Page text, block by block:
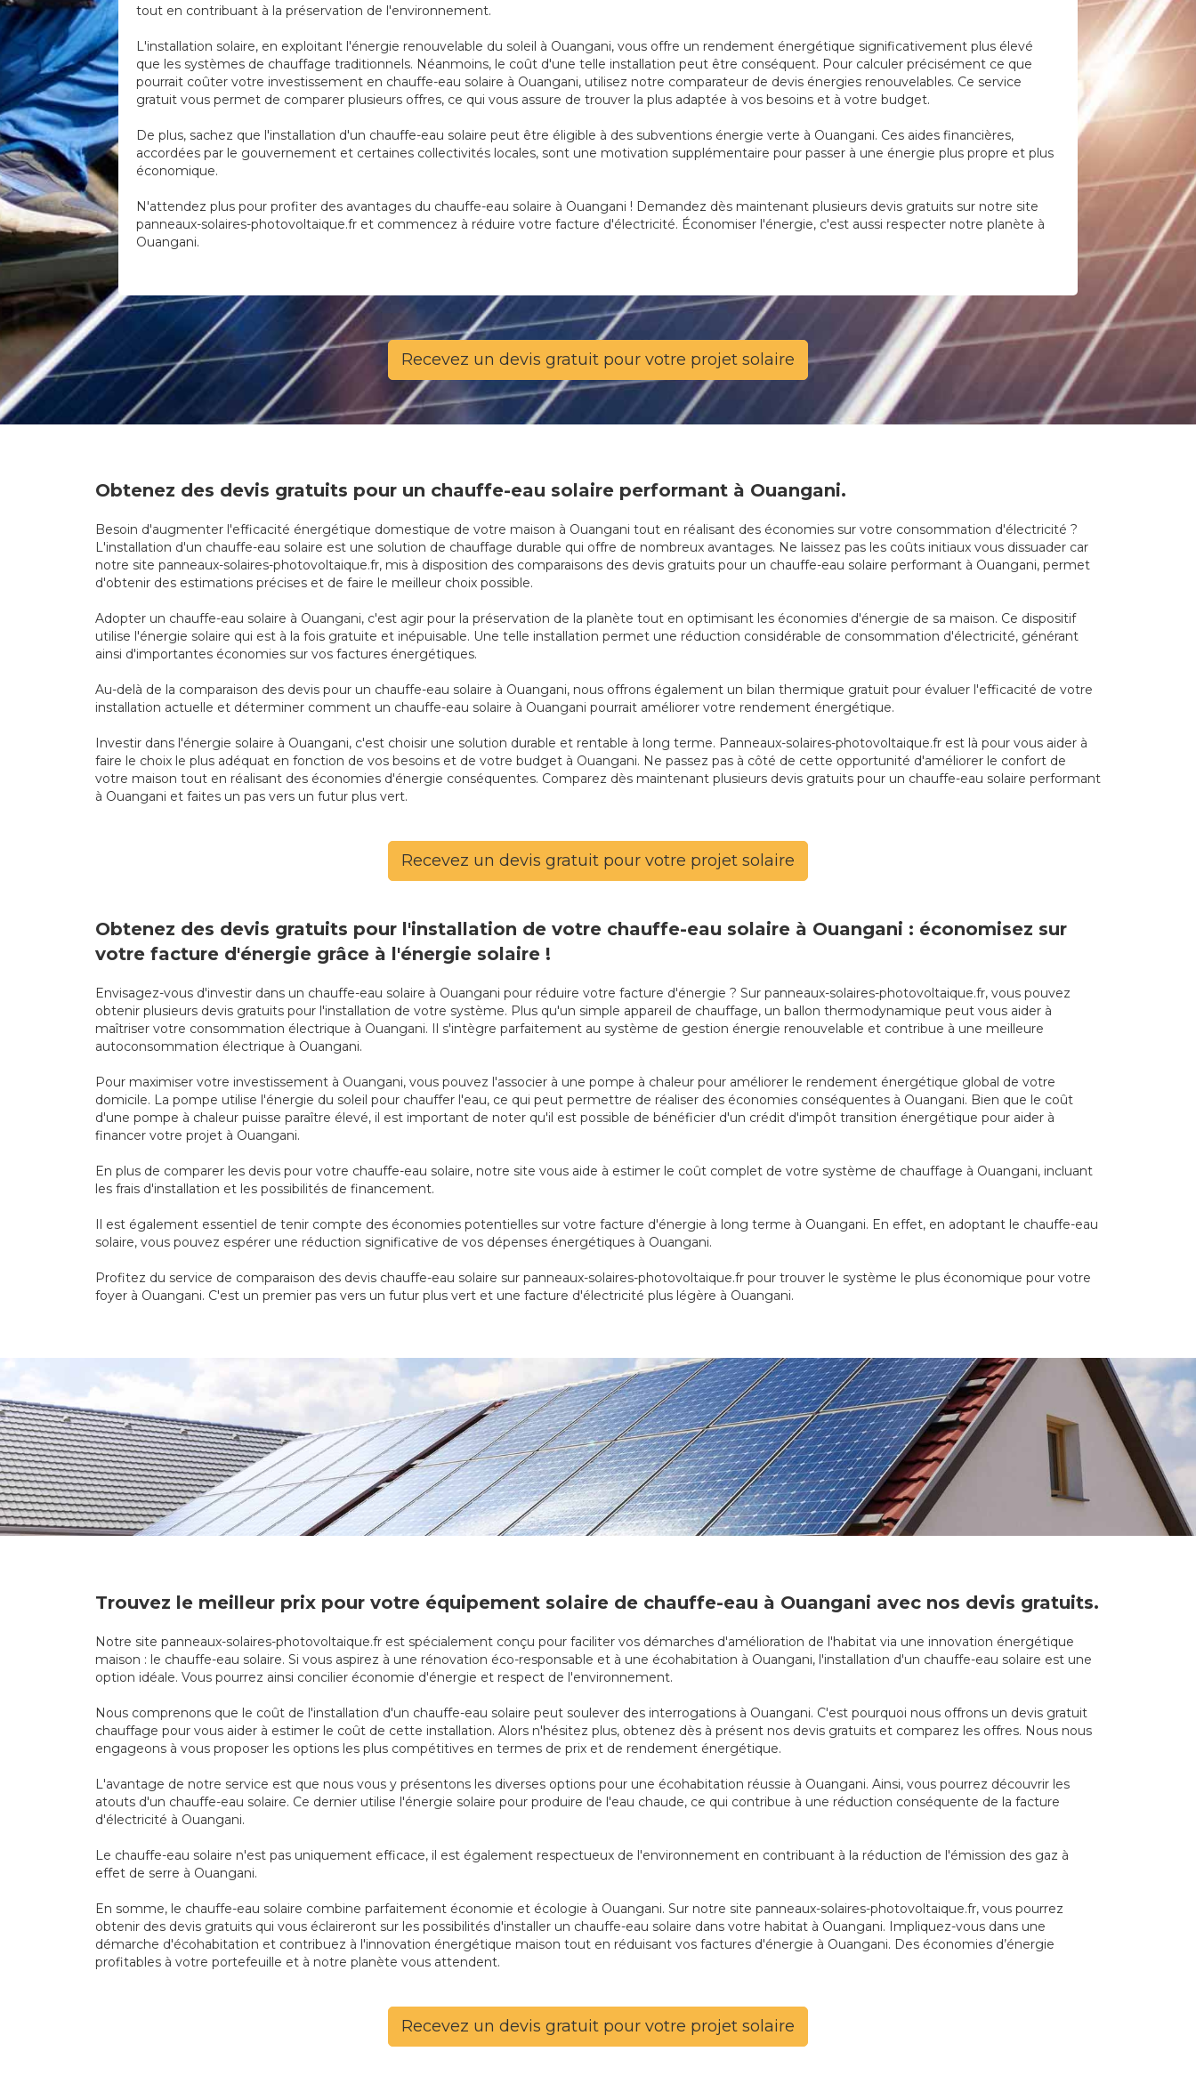
tout en contribuant à la préservation de l'environnement.
L'installation solaire, en exploitant l'énergie renouvelable du soleil à Ouangani, vous offre un rendement énergétique significativement plus élevé
que les systèmes de chauffage traditionnels. Néanmoins, le coût d'une telle installation peut être conséquent. Pour calculer précisément ce que
pourrait coûter votre investissement en chauffe-eau solaire à Ouangani, utilisez notre comparateur de devis énergies renouvelables. Ce service
gratuit vous permet de comparer plusieurs offres, ce qui vous assure de trouver la plus adaptée à vos besoins et à votre budget.
De plus, sachez que l'installation d'un chauffe-eau solaire peut être éligible à des subventions énergie verte à Ouangani. Ces aides financières,
accordées par le gouvernement et certaines collectivités locales, sont une motivation supplémentaire pour passer à une énergie plus propre et plus
économique.
N'attendez plus pour profiter des avantages du chauffe-eau solaire à Ouangani ! Demandez dès maintenant plusieurs devis gratuits sur notre site
panneaux-solaires-photovoltaique.fr et commencez à réduire votre facture d'électricité. Économiser l'énergie, c'est aussi respecter notre planète à
Ouangani.
Recevez un devis gratuit pour votre projet solaire
Obtenez des devis gratuits pour un chauffe-eau solaire performant à Ouangani.
Besoin d'augmenter l'efficacité énergétique domestique de votre maison à Ouangani tout en réalisant des économies sur votre consommation d'électricité ?
L'installation d'un chauffe-eau solaire est une solution de chauffage durable qui offre de nombreux avantages. Ne laissez pas les coûts initiaux vous dissuader car
notre site panneaux-solaires-photovoltaique.fr, mis à disposition des comparaisons des devis gratuits pour un chauffe-eau solaire performant à Ouangani, permet
d'obtenir des estimations précises et de faire le meilleur choix possible.
Adopter un chauffe-eau solaire à Ouangani, c'est agir pour la préservation de la planète tout en optimisant les économies d'énergie de sa maison. Ce dispositif
utilise l'énergie solaire qui est à la fois gratuite et inépuisable. Une telle installation permet une réduction considérable de consommation d'électricité, générant
ainsi d'importantes économies sur vos factures énergétiques.
Au-delà de la comparaison des devis pour un chauffe-eau solaire à Ouangani, nous offrons également un bilan thermique gratuit pour évaluer l'efficacité de votre
installation actuelle et déterminer comment un chauffe-eau solaire à Ouangani pourrait améliorer votre rendement énergétique.
Investir dans l'énergie solaire à Ouangani, c'est choisir une solution durable et rentable à long terme. Panneaux-solaires-photovoltaique.fr est là pour vous aider à
faire le choix le plus adéquat en fonction de vos besoins et de votre budget à Ouangani. Ne passez pas à côté de cette opportunité d'améliorer le confort de
votre maison tout en réalisant des économies d'énergie conséquentes. Comparez dès maintenant plusieurs devis gratuits pour un chauffe-eau solaire performant
à Ouangani et faites un pas vers un futur plus vert.
Recevez un devis gratuit pour votre projet solaire
Obtenez des devis gratuits pour l'installation de votre chauffe-eau solaire à Ouangani : économisez sur
votre facture d'énergie grâce à l'énergie solaire !
Envisagez-vous d'investir dans un chauffe-eau solaire à Ouangani pour réduire votre facture d'énergie ? Sur panneaux-solaires-photovoltaique.fr, vous pouvez
obtenir plusieurs devis gratuits pour l'installation de votre système. Plus qu'un simple appareil de chauffage, un ballon thermodynamique peut vous aider à
maîtriser votre consommation électrique à Ouangani. Il s'intègre parfaitement au système de gestion énergie renouvelable et contribue à une meilleure
autoconsommation électrique à Ouangani.
Pour maximiser votre investissement à Ouangani, vous pouvez l'associer à une pompe à chaleur pour améliorer le rendement énergétique global de votre
domicile. La pompe utilise l'énergie du soleil pour chauffer l'eau, ce qui peut permettre de réaliser des économies conséquentes à Ouangani. Bien que le coût
d'une pompe à chaleur puisse paraître élevé, il est important de noter qu'il est possible de bénéficier d'un crédit d'impôt transition énergétique pour aider à
financer votre projet à Ouangani.
En plus de comparer les devis pour votre chauffe-eau solaire, notre site vous aide à estimer le coût complet de votre système de chauffage à Ouangani, incluant
les frais d'installation et les possibilités de financement.
Il est également essentiel de tenir compte des économies potentielles sur votre facture d'énergie à long terme à Ouangani. En effet, en adoptant le chauffe-eau
solaire, vous pouvez espérer une réduction significative de vos dépenses énergétiques à Ouangani.
Profitez du service de comparaison des devis chauffe-eau solaire sur panneaux-solaires-photovoltaique.fr pour trouver le système le plus économique pour votre
foyer à Ouangani. C'est un premier pas vers un futur plus vert et une facture d'électricité plus légère à Ouangani.
Trouvez le meilleur prix pour votre équipement solaire de chauffe-eau à Ouangani avec nos devis gratuits.
Notre site panneaux-solaires-photovoltaique.fr est spécialement conçu pour faciliter vos démarches d'amélioration de l'habitat via une innovation énergétique
maison : le chauffe-eau solaire. Si vous aspirez à une rénovation éco-responsable et à une écohabitation à Ouangani, l'installation d'un chauffe-eau solaire est une
option idéale. Vous pourrez ainsi concilier économie d'énergie et respect de l'environnement.
Nous comprenons que le coût de l'installation d'un chauffe-eau solaire peut soulever des interrogations à Ouangani. C'est pourquoi nous offrons un devis gratuit
chauffage pour vous aider à estimer le coût de cette installation. Alors n'hésitez plus, obtenez dès à présent nos devis gratuits et comparez les offres. Nous nous
engageons à vous proposer les options les plus compétitives en termes de prix et de rendement énergétique.
L'avantage de notre service est que nous vous y présentons les diverses options pour une écohabitation réussie à Ouangani. Ainsi, vous pourrez découvrir les
atouts d'un chauffe-eau solaire. Ce dernier utilise l'énergie solaire pour produire de l'eau chaude, ce qui contribue à une réduction conséquente de la facture
d'électricité à Ouangani.
Le chauffe-eau solaire n'est pas uniquement efficace, il est également respectueux de l'environnement en contribuant à la réduction de l'émission des gaz à
effet de serre à Ouangani.
En somme, le chauffe-eau solaire combine parfaitement économie et écologie à Ouangani. Sur notre site panneaux-solaires-photovoltaique.fr, vous pourrez
obtenir des devis gratuits qui vous éclaireront sur les possibilités d'installer un chauffe-eau solaire dans votre habitat à Ouangani. Impliquez-vous dans une
démarche d'écohabitation et contribuez à l'innovation énergétique maison tout en réduisant vos factures d'énergie à Ouangani. Des économies d’énergie
profitables à votre portefeuille et à notre planète vous attendent.
Recevez un devis gratuit pour votre projet solaire